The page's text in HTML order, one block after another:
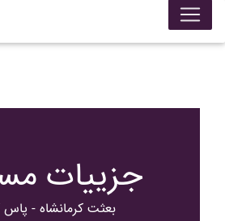
جزییات
بعثت کرمانشاه - پاس